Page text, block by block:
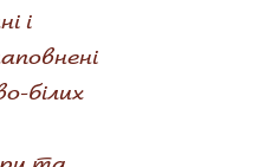
і
білих